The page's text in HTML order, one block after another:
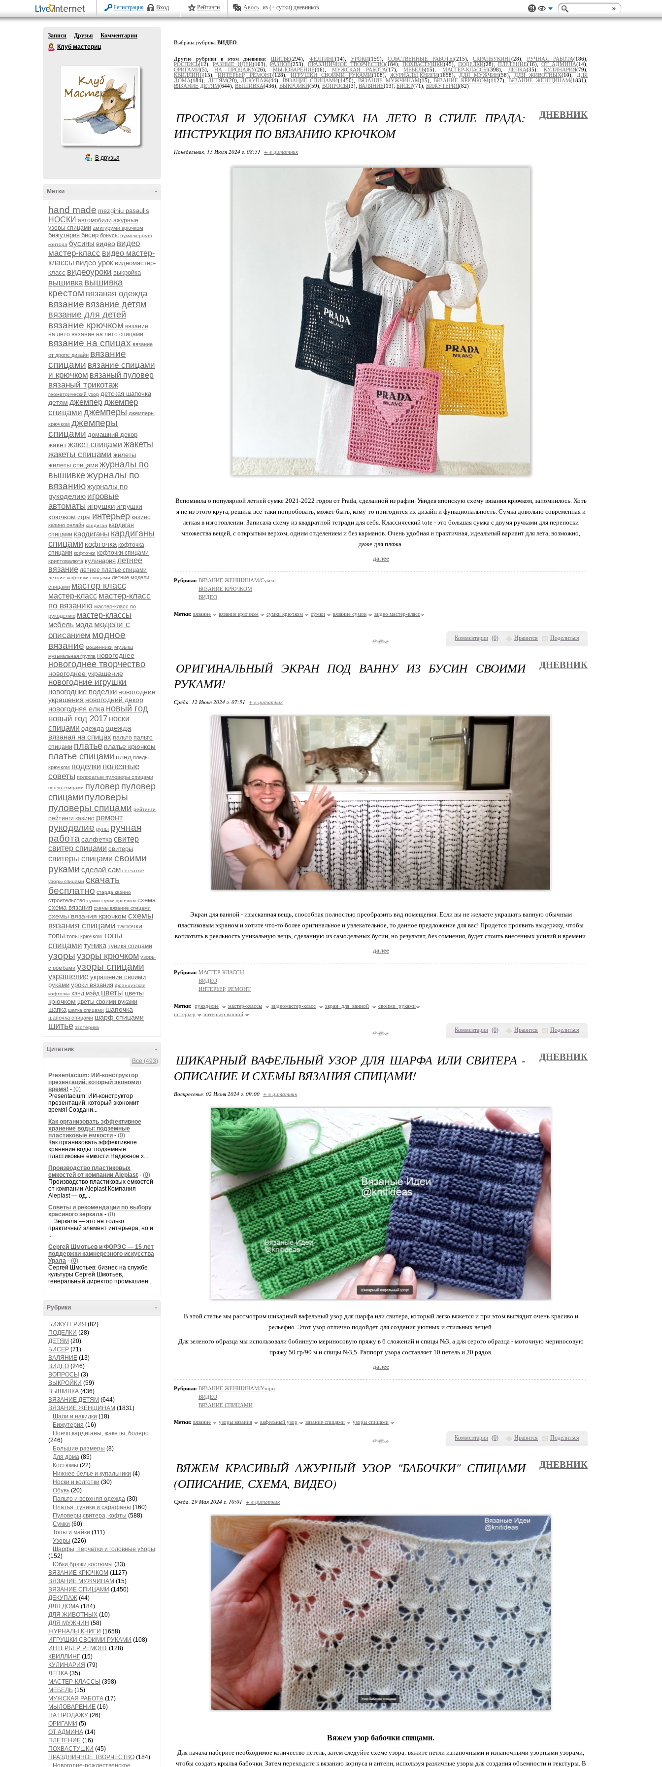
Регистрация Вход Рейтинги Авось из (+ сутки) дневников
Записи Друзья
Комментарии
Клуб мастериц
В друзья
-
Метки
hand made mezginiu pasaulis
НОСКИ автомобили ажурные
узоры спицами амигуруми крючком
бижутерия бисер бонусы букмекерская
контора бусины видео видео
мастер-класс видео мастер-
классы видео урок видеомастер-
класс видеоуроки выкройка
вышивка вышивка
крестом вязаная одежда
вязание вязание детям
вязание для детей
вязание крючком вязание
на лето вязание на лето спицами
вязание на спицах вязание
от дропс дизайн вязание
спицами вязание спицами
и крючком вязаный пуловер
вязаный трикотаж
геометрический узор детская шапочка
детям джемперджемпер
спицами джемперы джемперы
крючком джемперы
спицами домашний декор
жакетжакет спицами жакеты
жакеты спицами жилеты
жилеты спицами журналы по
вышивкежурналы по
вязаниюжурналы по
рукоделию игровые
автоматы игрушки игрушки
крючком игры интерьер казино
казино онлайн кардиган кардиган
спицами кардиганы кардиганы
спицами кофточка кофточка
спицами кофточки кофточки спицами
криптовалюта кулинария летнее
вязание летнее платье спицами
летние кофточки спицами летние модели
спицами мастер класс
мастер-класс мастер-класс
по вязанию мастер-класс по
рукоделию мастер-классы
мебель мода модели с
описанием модное
вязание мошенники музыка
музыкальная группа новогоднее
новогоднее творчество
новогоднее украшение
новогодние игрушки
новогодние поделки новогодние
украшения новогодний декор
новогодняя елка новый год
новый год 2017 носки
спицами одежда одежда
вязаная на спицах пальто пальто
спицами платье платье крючком
платье спицами плед пледы
крючком поделки полезные
советы полосатые пуловеры спицами
пончо спицами пуловер пуловер
спицами пуловеры
пуловеры спицами рейтинги
рейтинги казино ремонт
рукоделие руны ручная
работа салфетка свитер
свитер спицами свитеры
свитеры спицами своими
руками сделай сам сетчатые
узоры спицами скачать
бесплатно старда казино
строительство сумки сумки крючком схема
схема вязания схемы вязание спицами
схемы вязания крючком схемы
вязания спицами тапочки
топы топы крючком топы
спицами туника туника спицами
узоры узоры крючком узоры
с ромбами узоры спицами
украшение украшение своими
руками уроки вязания французская
кофточка хэнд мэйд цветы цветы
крючком цветы своими руками
шапка шапка спицами шапочка
шапочка спицами шарф спицами
шитье эзотерика
-
Цитатник
Все (493)
Presentacium: ИИ‑конструктор
презентаций, который экономит
время! - (0)
Presentacium: ИИ‑конструктор
презентаций, который экономит
время! Создани...
Как организовать эффективное
хранение воды: подземные
пластиковые ёмкости - (0)
Как организовать эффективное
хранение воды: подземные
пластиковые ёмкости Надёжное х...
Производство пластиковых
емкостей от компании Aleplast - (0)
Производство пластиковых емкостей
от компании Aleplast Компания
Aleplast — од...
Советы и рекомендации по выбору
красивого зеркала - (0)
Зеркала — это не только
практичный элемент интерьера, но и
...
Сергей Шмотьев и ФОРЭС — 15 лет
поддержки камнерезного искусства
Урала - (0)
Сергей Шмотьев: бизнес на службе
культуры Сергей Шмотьев,
генеральный директор промышлен...
-
Рубрики
БИЖУТЕРИЯ (82)
ПОДЕЛКИ (28)
ДЕТЯМ (20)
БИСЕР (71)
ВАЛЯНИЕ (13)
ВИДЕО (246)
ВОПРОСЫ (3)
ВЫКРОЙКИ (59)
ВЫШИВКА (436)
ВЯЗАНИЕ ДЕТЯМ (644)
ВЯЗАНИЕ ЖЕНЩИНАМ (1831)
Шали и накидки (18)
Бижутерия (16)
Пончо,кардиганы, жакеты, болеро
(246)
Большие размеры (8)
Для дома (85)
Костюмы (22)
Нижнее белье и купальники (4)
Носки и колготки (30)
Обувь (20)
Пальто и верхняя одежда (30)
Платья, туники и сарафаны (160)
Пуловеры,свитера, кофты (588)
Сумки (60)
Топы и майки (111)
Узоры (226)
Шарфы, перчатки и головные уборы
(152)
Юбки,брюки,костюмы (33)
ВЯЗАНИЕ КРЮЧКОМ (1127)
ВЯЗАНИЕ МУЖЧИНАМ (15)
ВЯЗАНИЕ СПИЦАМИ (1450)
ДЕКУПАЖ (44)
ДЛЯ ДОМА (184)
ДЛЯ ЖИВОТНЫХ (10)
ДЛЯ МУЖЧИН (58)
ЖУРНАЛЫ,КНИГИ (1658)
ИГРУШКИ СВОИМИ РУКАМИ (108)
ИНТЕРЬЕР, РЕМОНТ (128)
КВИЛЛИНГ (15)
КУЛИНАРИЯ (79)
ЛЕПКА (35)
МАСТЕР-КЛАССЫ (398)
МЕБЕЛЬ (15)
МУЖСКАЯ РАБОТА (17)
МЫЛОВАРЕНИЕ (16)
НА ПРОДАЖУ (26)
ОРИГАМИ (5)
ОТ АДМИНА (14)
ПЛЕТЕНИЕ (16)
ПОХВАСТУШКИ (45)
ПРАЗДНИЧНОЕ ТВОРЧЕСТВО (184)
Новогодне-рождественское
Выбрана рубрика ВИДЕО
Другие рубрики в этом дневнике:ШИТЬЕ(294), ФЕЛТИНГ(14), УРОКИ(159), СОБСТВЕННЫЕ РАБОТЫ(215), СКРАПБУКИНГ(28), РУЧНАЯ РАБОТА(186),
РОСПИСЬ(12), РАЗНЫЕ ИДЕИ(163), РАЗНОЕ(253), ПРАЗДНИЧНОЕ ТВОРЧЕСТВО(184), ПОХВАСТУШКИ(45), ПОДЕЛКИ(28), ПЛЕТЕНИЕ(16), ОТ АДМИНА(14),
ОРИГАМИ(5),НА ПРОДАЖУ(26), МЫЛОВАРЕНИЕ(16), МУЖСКАЯ РАБОТА(17),МЕБЕЛЬ(15), МАСТЕР-КЛАССЫ(398), ЛЕПКА(35),КУЛИНАРИЯ(79),
КВИЛЛИНГ(15), ИНТЕРЬЕР, РЕМОНТ(128), ИГРУШКИ СВОИМИ РУКАМИ(108), ЖУРНАЛЫ,КНИГИ(1658), ДЛЯ МУЖЧИН(58), ДЛЯ ЖИВОТНЫХ(10), ДЛЯ
ДОМА(184), ДЕТЯМ(20), ДЕКУПАЖ(44), ВЯЗАНИЕ СПИЦАМИ(1450),ВЯЗАНИЕ МУЖЧИНАМ(15),ВЯЗАНИЕ КРЮЧКОМ(1127),ВЯЗАНИЕ ЖЕНЩИНАМ(1831),
ВЯЗАНИЕ ДЕТЯМ(644), ВЫШИВКА(436), ВЫКРОЙКИ(59), ВОПРОСЫ(3), ВАЛЯНИЕ(13), БИСЕР(71), БИЖУТЕРИЯ(82)
Комментарии (0) Нравится Поделиться
ПРОСТАЯ И УДОБНАЯ СУМКА НА ЛЕТО В СТИЛЕ ПРАДА:
ИНСТРУКЦИЯ ПО ВЯЗАНИЮ КРЮЧКОМ
ДНЕВНИК
Понедельник, 15 Июля 2024 г. 08:51 + в цитатник
Вспомнила о популярной летней сумке 2021-2022 годов от Prada, сделанной из рафии. Увидев японскую схему вязания крючком, запомнилось. Хоть
я не из этого круга, решила все-таки попробовать, может быть, кому-то пригодится их дизайн и функциональность. Сумка довольно современная и
легкая в изготовлении. Записала схему из квадратной тетради для себя. Классический tote - это большая сумка с двумя ручками для переноски
множества вещей, с открытым верхом, одним отделением и без карманов. Очень удобная и практичная, идеальный вариант для лета, возможно,
даже для пляжа.
далее
Рубрики: ВЯЗАНИЕ ЖЕНЩИНАМ/Сумки
ВЯЗАНИЕ КРЮЧКОМ
ВИДЕО
Метки: вязание вязание крючком сумки крючком сумки вязание сумок видео мастер-класс
Комментарии (0) Нравится Поделиться
ОРИГИНАЛЬНЫЙ ЭКРАН ПОД ВАННУ ИЗ БУСИН СВОИМИ
РУКАМИ!
ДНЕВНИК
Среда, 12 Июня 2024 г. 07:51 + в цитатник
Экран для ванной - изысканная вещь, способная полностью преобразить вид помещения. Если вы не желаете украшать ванную обычным
пластиковым экраном и хотите что-то более оригинальное и увлекательное, то данное предложение для вас! Придется проявить выдержку, чтобы
воплотить в реальность уникальную вещь, сделанную из самодельных бусин, но результат, без сомнения, будет стоить внесенных усилий и времени.
далее
Рубрики: МАСТЕР-КЛАССЫ
ВИДЕО
ИНТЕРЬЕР, РЕМОНТ
Метки: рукоделие мастер-классы видеомастер-класс экран для ванной
своими руками
интерьер
интерьер ванной
Комментарии (0) Нравится Поделиться
ШИКАРНЫЙ ВАФЕЛЬНЫЙ УЗОР ДЛЯ ШАРФА ИЛИ СВИТЕРА -
ОПИСАНИЕ И СХЕМЫ ВЯЗАНИЯ СПИЦАМИ!
ДНЕВНИК
Воскресенье, 02 Июня 2024 г. 09:00 + в цитатник
В этой статье мы рассмотрим шикарный вафельный узор для шарфа или свитера, который легко вяжется и при этом выглядит очень красиво и
рельефно. Этот узор отлично подойдет для создания уютных и стильных вещей.
Для зеленого образца мы использовали бобинную мериносовую пряжу в 6 сложений и спицы №3, а для серого образца - моточную мериносовую
пряжу 50 гр/90 м и спицы №3,5. Раппорт узора составляет 10 петель и 20 рядов.
далее
Рубрики: ВЯЗАНИЕ ЖЕНЩИНАМ/Узоры
ВИДЕО
ВЯЗАНИЕ СПИЦАМИ
Метки: вязание узоры вязания вафельный узор вязание спицами узоры спицами
ВЯЖЕМ КРАСИВЫЙ АЖУРНЫЙ УЗОР "БАБОЧКИ" СПИЦАМИ
(ОПИСАНИЕ, СХЕМА, ВИДЕО)
ДНЕВНИК
Среда, 29 Мая 2024 г. 10:01 + в цитатник
Вяжем узор бабочки спицами.
Для начала наберите необходимое количество петель, затем следуйте схеме узора: вяжите петли изнаночными и изнаночными узорными узорами,
чтобы создать крылья бабочки. Затем переходите к вязанию корпуса и антенн, используя различные узоры для создания объемности и текстуры. В